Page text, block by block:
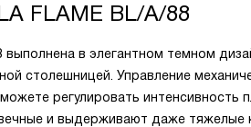
FLAME BL/A/88
выполнена в элегантном темном
столешницей. Управление
регулировать интенсивность
и выдерживают даже тяжелые